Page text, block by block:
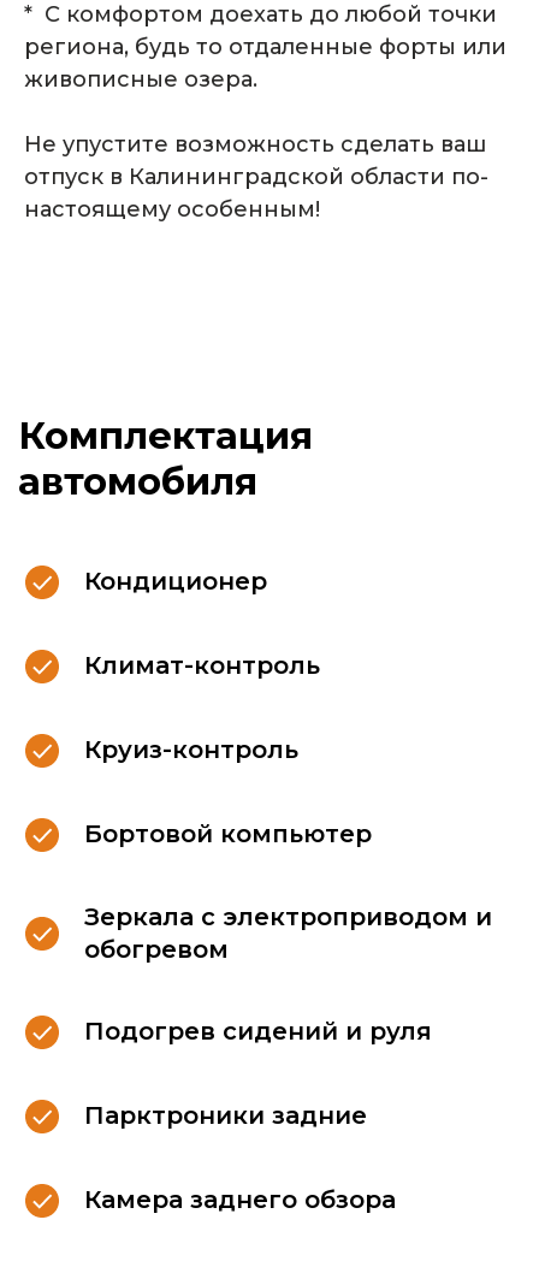
* С комфортом доехать до любой точки
региона, будь то отдаленные форты или
живописные озера.
Не упустите возможность сделать ваш
отпуск в Калининградской области по-
настоящему особенным!
Кондиционер
Климат-контроль
Круиз-контроль
Бортовой компьютер
Зеркала с электроприводом и
обогревом
Подогрев сидений и руля
Парктроники задние
Камера заднего обзора
в каждом автомобиле
мы размещаем: